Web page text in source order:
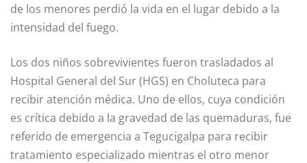
de los menores perdió la vida en el lugar debido a la
intensidad del fuego.
Los dos niños sobrevivientes fueron trasladados al
Hospital General del Sur (HGS) en Choluteca para
recibir atención médica. Uno de ellos, cuya condición
es crítica debido a la gravedad de las quemaduras, fue
referido de emergencia a Tegucigalpa para recibir
tratamiento especializado mientras el otro menor